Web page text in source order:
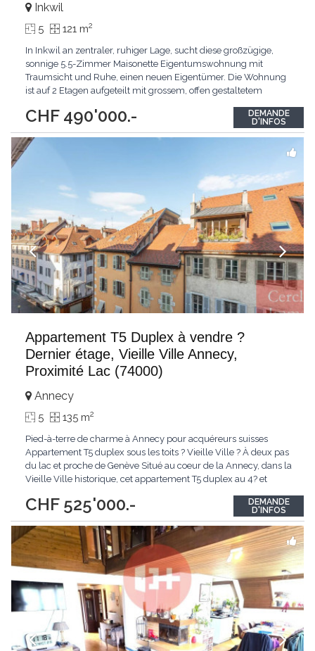
CHF 490'000.-
Inkwil
5 121 m2
In Inkwil an zentraler, ruhiger Lage, sucht diese großzügige,
sonnige 5.5-Zimmer Maisonette Eigentumswohnung mit
Traumsicht und Ruhe, einen neuen Eigentümer. Die Wohnung
ist auf 2 Etagen aufgeteilt mit grossem, offen gestaltetem
mit Badewanne und Dusche und separat ein Gästebad mit
Dusche und Toilette, somit ist die Wohnung ideal für...
DEMANDE
D'INFOS
Appartement T5 Duplex à vendre ?
Dernier étage, Vieille Ville Annecy,
Proximité Lac (74000)
CHF 525'000.-
Annecy
5 135 m2
Pied-à-terre de charme à Annecy pour acquéreurs suisses
Appartement T5 duplex sous les toits ? Vieille Ville ? À deux pas
du lac et proche de Genève Situé au coeur de la Annecy, dans la
Vieille Ville historique, cet appartement T5 duplex au 4? et
suisse souhaitant disposer d'un pied-à-terre de caractère en
France, à proximité...
DEMANDE
D'INFOS